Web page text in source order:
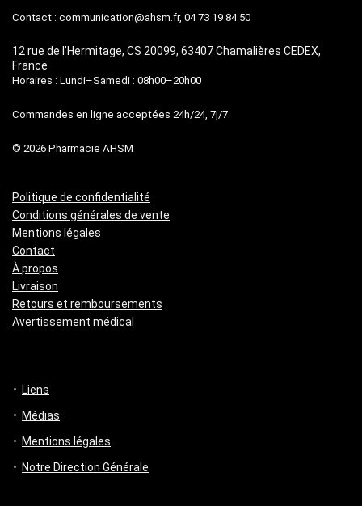
Contact : communication@ahsm.fr, 04 73 19 84 50
12 rue de l’Hermitage, CS 20099, 63407 Chamalières CEDEX,
France
Horaires : Lundi–Samedi : 08h00–20h00
Commandes en ligne acceptées 24h/24, 7j/7.
© 2026 Pharmacie AHSM
Politique de confidentialité
Conditions générales de vente
Mentions légales
Contact
À propos
Livraison
Retours et remboursements
Avertissement médical
Liens
Médias
Mentions légales
Notre Direction Générale